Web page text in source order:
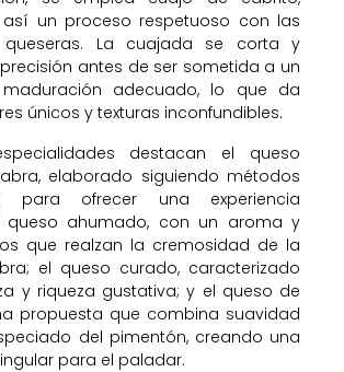
un proceso respetuoso con las
queseras. La cuajada se corta y
antes de ser sometida a un
adecuado, lo que da
únicos y texturas inconfundibles.
destacan el queso
elaborado siguiendo métodos
para ofrecer una experiencia
queso ahumado, con un aroma y
que realzan la cremosidad de la
el queso curado, caracterizado
y riqueza gustativa; y el queso de
propuesta que combina suavidad
del pimentón, creando una
para el paladar.